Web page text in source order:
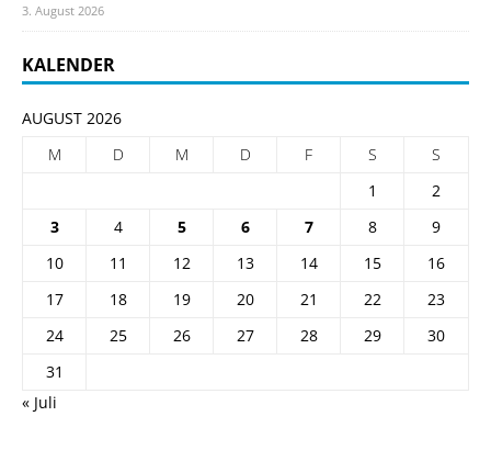
3. August 2026
KALENDER
AUGUST 2026
M
D M D F S
S
1
2
3
4 5 6 7 8
9
10
11 12 13 14 15
16
17
18 19 20 21 22
23
24
25 26 27 28 29
30
31
« Juli